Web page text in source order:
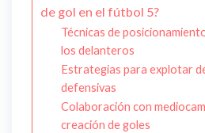
de gol en el fútbol 5?
Técnicas de
los delanteros
Estrategias para explotar
defensivas
Colaboración con
creación de goles